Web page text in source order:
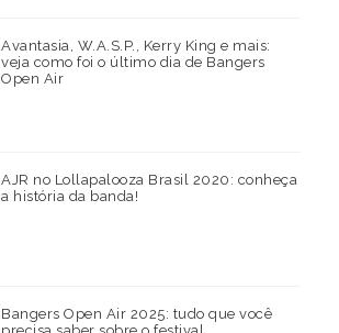
Avantasia, W.A.S.P., Kerry King e mais:
veja como foi o último dia de Bangers
Open Air
AJR no Lollapalooza Brasil 2020: conheça
a história da banda!
Bangers Open Air 2025: tudo que você